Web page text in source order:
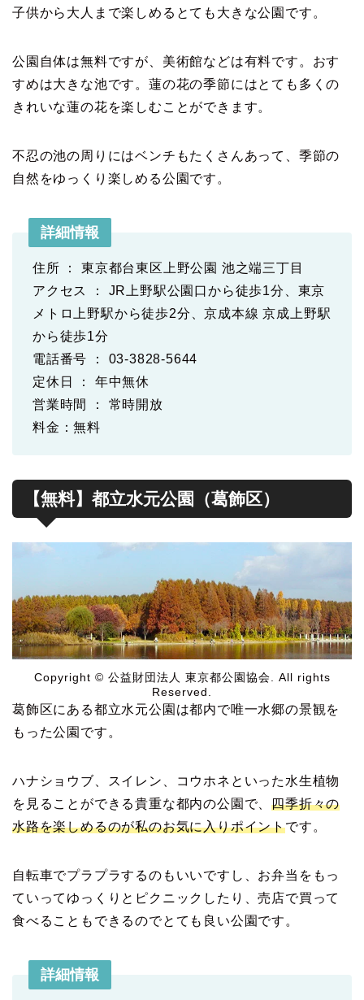
子供から大人まで楽しめるとても大きな公園です。
公園自体は無料ですが、美術館などは有料です。おす
すめは大きな池です。蓮の花の季節にはとても多くの
きれいな蓮の花を楽しむことができます。
不忍の池の周りにはベンチもたくさんあって、季節の
自然をゆっくり楽しめる公園です。
詳細情報
住所 ： 東京都台東区上野公園 池之端三丁目
アクセス ： JR上野駅公園口から徒歩1分、東京
メトロ上野駅から徒歩2分、京成本線 京成上野駅
から徒歩1分
電話番号 ： 03-3828-5644
定休日 ： 年中無休
営業時間 ： 常時開放
料金：無料
【無料】都立水元公園（葛飾区）
Copyright © 公益財団法人 東京都公園協会. All rights
Reserved.
葛飾区にある都立水元公園は都内で唯一水郷の景観を
もった公園です。
ハナショウブ、スイレン、コウホネといった水生植物
を見ることができる貴重な都内の公園で、四季折々の
水路を楽しめるのが私のお気に入りポイントです。
自転車でプラプラするのもいいですし、お弁当をもっ
ていってゆっくりとピクニックしたり、売店で買って
食べることもできるのでとても良い公園です。
詳細情報